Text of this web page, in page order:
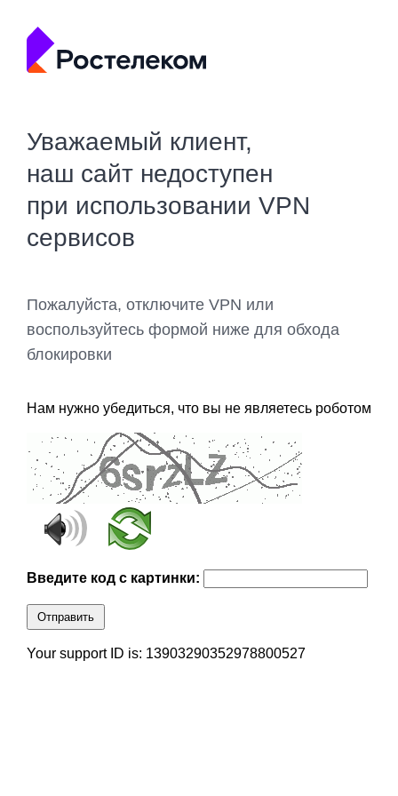
Уважаемый клиент,
наш сайт недоступен
при использовании VPN
сервисов
Пожалуйста, отключите VPN или
воспользуйтесь формой ниже для обхода
блокировки
Нам нужно убедиться, что вы не являетесь роботом
Введите код с картинки:
Отправить
Your support ID is: 13903290352978800527